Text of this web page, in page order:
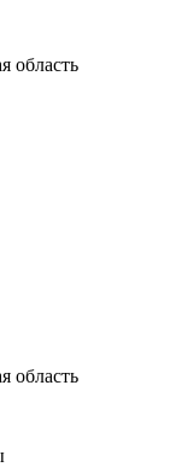
область
область